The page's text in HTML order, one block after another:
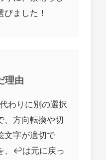
ました！
理由
わりに別の選択
、方向転換や切
文字が適切で
、↩️は元に戻っ